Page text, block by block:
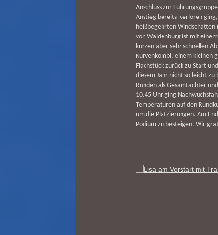
Anschluss zur
Anstieg bereits verloren
heißbegehrten Windschatten
von Waldenburg ist mit
kurzen aber sehr schnellen
Kurvenkombi, einem kleinen
Flachstück zurück zu Start
diesem Jahr nicht so leicht
Runden als Gesamtachter
10.45 Uhr ging
Temperaturen auf den
um die Platzierungen. Am
Podium zu besteigen. Wir